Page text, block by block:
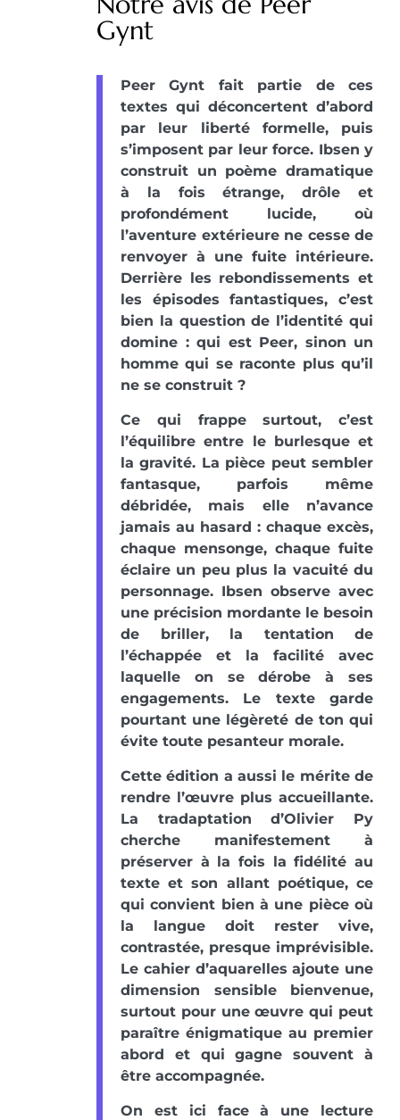
Gynt
Peer Gynt fait partie de ces
textes qui déconcertent d’abord
par leur liberté formelle, puis
s’imposent par leur force. Ibsen y
construit un poème dramatique
à la fois étrange, drôle et
profondément lucide, où
l’aventure extérieure ne cesse de
renvoyer à une fuite intérieure.
Derrière les rebondissements et
les épisodes fantastiques, c’est
bien la question de l’identité qui
domine : qui est Peer, sinon un
homme qui se raconte plus qu’il
ne se construit ?
Ce qui frappe surtout, c’est
l’équilibre entre le burlesque et
la gravité. La pièce peut sembler
fantasque, parfois même
débridée, mais elle n’avance
jamais au hasard : chaque excès,
chaque mensonge, chaque fuite
éclaire un peu plus la vacuité du
personnage. Ibsen observe avec
une précision mordante le besoin
de briller, la tentation de
l’échappée et la facilité avec
laquelle on se dérobe à ses
engagements. Le texte garde
pourtant une légèreté de ton qui
évite toute pesanteur morale.
Cette édition a aussi le mérite de
rendre l’œuvre plus accueillante.
La tradaptation d’Olivier Py
cherche manifestement à
préserver à la fois la fidélité au
texte et son allant poétique, ce
qui convient bien à une pièce où
la langue doit rester vive,
contrastée, presque imprévisible.
Le cahier d’aquarelles ajoute une
dimension sensible bienvenue,
surtout pour une œuvre qui peut
paraître énigmatique au premier
abord et qui gagne souvent à
être accompagnée.
On est ici face à une lecture